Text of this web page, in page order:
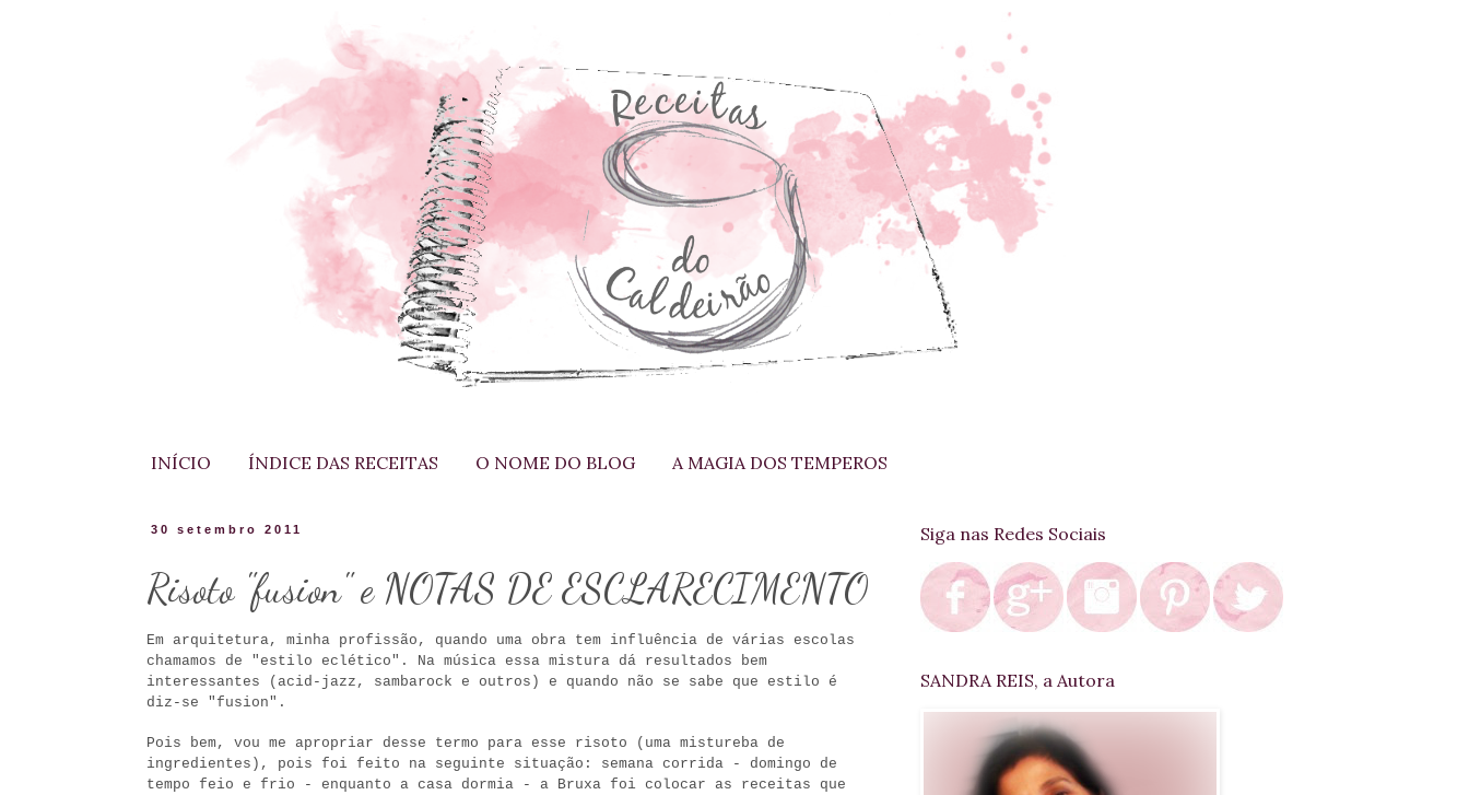
INÍCIO ÍNDICE DAS RECEITAS O NOME DO BLOG A MAGIA DOS TEMPEROS
30 setembro 2011
Risoto "fusion" e NOTAS DE ESCLARECIMENTO
Em arquitetura, minha profissão, quando uma obra tem influência de várias escolas
chamamos de "estilo eclético". Na música essa mistura dá resultados bem
interessantes (acid-jazz, sambarock e outros) e quando não se sabe que estilo é
diz-se "fusion".
Pois bem, vou me apropriar desse termo para esse risoto (uma mistureba de
ingredientes), pois foi feito na seguinte situação: semana corrida - domingo de
tempo feio e frio - enquanto a casa dormia - a Bruxa foi colocar as receitas que
Siga nas Redes Sociais
SANDRA REIS, a Autora